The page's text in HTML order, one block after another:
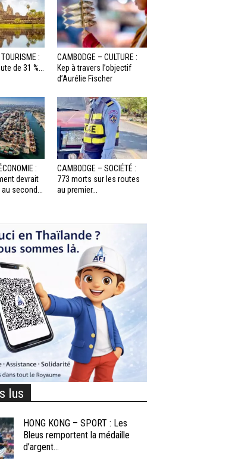
:
de 31 %...
CAMBODGE – CULTURE :
Kep à travers l’objectif
d’Aurélie Fischer
:
devrait
second...
CAMBODGE – SOCIÉTÉ :
773 morts sur les routes
au premier...
lus
HONG KONG – SPORT : Les
Bleus remportent la médaille
d’argent...